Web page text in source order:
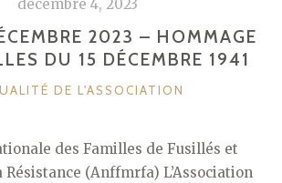
décembre 4, 2023
2023 – HOMMAGE
DU 15 DÉCEMBRE 1941
DE L'ASSOCIATION
des Familles de Fusillés et
Résistance (Anffmrfa) L’Association